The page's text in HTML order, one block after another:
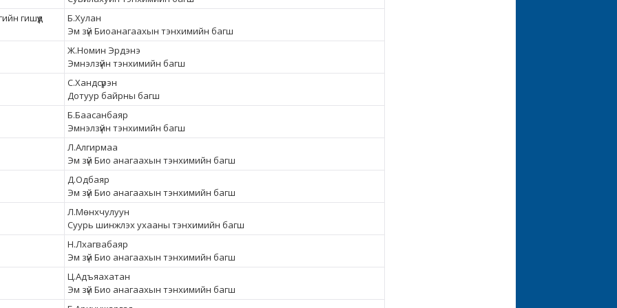
гишүүд
Б.Хулан
Эм зүй Биоанагаахын тэнхимийн багш
Ж.Номин Эрдэнэ
Эмнэлзүйн тэнхимийн багш
С.Хандсүрэн
Дотуур байрны багш
Б.Баасанбаяр
Эмнэлзүйн тэнхимийн багш
Л.Алгирмаа
Эм зүй Био анагаахын тэнхимийн багш
Д.Одбаяр
Эм зүй Био анагаахын тэнхимийн багш
Л.Мөнхчулуун
Суурь шинжлэх ухааны тэнхимийн багш
Н.Лхагвабаяр
Эм зүй Био анагаахын тэнхимийн багш
Ц.Адъяахатан
Эм зүй Био анагаахын тэнхимийн багш